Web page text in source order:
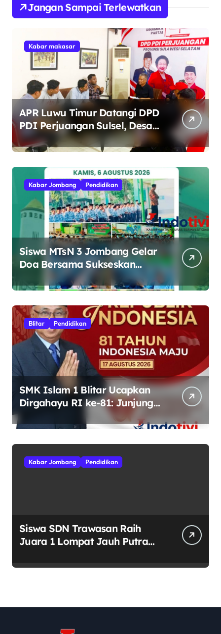
Jangan Sampai Terlewatkan
Kabar makasar
APR Luwu Timur Datangi DPD
PDI Perjuangan Sulsel, Desak
Evaluasi Ketua DPRD Lutim
Kabar Jombang Pendidikan
Siswa MTsN 3 Jombang Gelar
Doa Bersama Sukseskan
Muktamar ke-35 NU di
Tambakberas
Blitar Pendidikan
SMK Islam 1 Blitar Ucapkan
Dirgahayu RI ke-81: Junjung
Kebhinekaan
Kabar Jombang Pendidikan
Siswa SDN Trawasan Raih
Juara 1 Lompat Jauh Putra
di HUT RI ke-81